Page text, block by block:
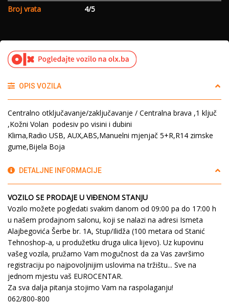
Broj vrata
4/5
OPIS VOZILA
Centralno otključavanje/zaključavanje / Centralna brava ,1 ključ
,Kožni Volan podesiv po visini i dubini
Klima,Radio USB, AUX,ABS,Manuelni mjenjač 5+R,R14 zimske
gume,Bijela Boja
DETALJNE INFORMACIJE
VOZILO SE PRODAJE U VIĐENOM STANJU
Vozilo možete pogledati svakim danom od 09:00 pa do 17:00 h
u našem prodajnom salonu, koji se nalazi na adresi Ismeta
Alajbegovića Šerbe br. 1A, Stup/Ilidža (100 metara od Stanić
Tehnoshop-a, u produžetku druga ulica lijevo). Uz kupovinu
vašeg vozila, pružamo Vam mogučnost da za Vas završimo
registraciju po najpovoljnijim uslovima na tržištu... Sve na
jednom mjestu vaš EUROCENTAR.
Za sva dalja pitanja stojimo Vam na raspolaganju!
062/800-800